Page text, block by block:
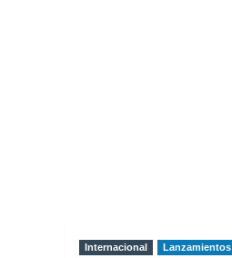
Internacional Lanzamientos